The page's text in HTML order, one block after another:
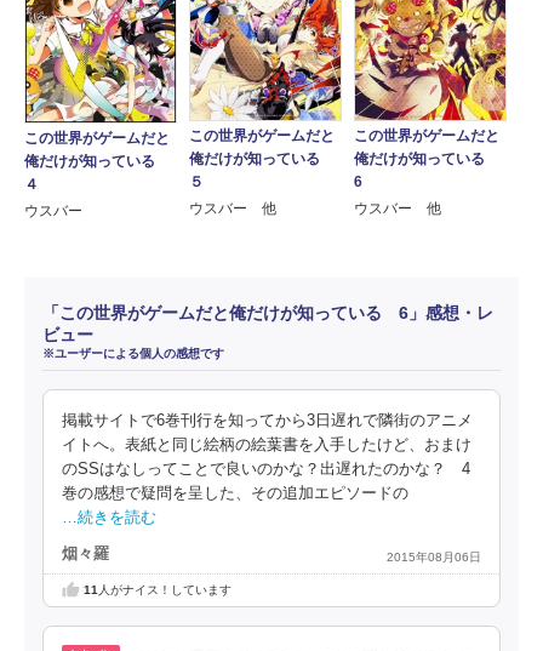
この世界がゲームだと
俺だけが知っている
４
ウスバー
この世界がゲームだと
俺だけが知っている
５
ウスバー 他
この世界がゲームだと
俺だけが知っている
6
ウスバー 他
「この世界がゲームだと俺だけが知っている 6」感想・レ
ビュー
※ユーザーによる個人の感想です
掲載サイトで6巻刊行を知ってから3日遅れで隣街のアニメ
イトへ。表紙と同じ絵柄の絵葉書を入手したけど、おまけ
のSSはなしってことで良いのかな？出遅れたのかな？ 4
巻の感想で疑問を呈した、その追加エピソードの
…続きを読む
烟々羅 2015年08月06日
11 人がナイス！しています